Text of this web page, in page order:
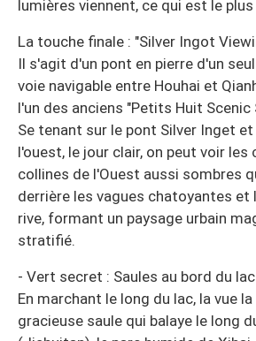
lumières viennent, ce qui est le
La touche finale : "Silver Ingot
Il s'agit d'un pont en pierre d'un
voie navigable entre Houhai et
l'un des anciens "Petits Huit Scenic
Se tenant sur le pont Silver Inget
l'ouest, le jour clair, on peut voir les
collines de l'Ouest aussi sombres
derrière les vagues chatoyantes et
rive, formant un paysage urbain
stratifié.
- Vert secret : Saules au bord du
En marchant le long du lac, la vue
gracieuse saule qui balaye le long